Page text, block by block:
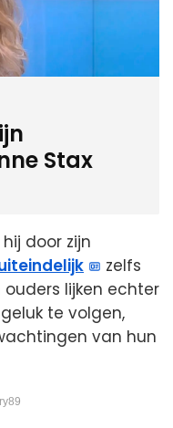
Stax
door zijn
zelfs
lijken echter
te volgen,
van hun